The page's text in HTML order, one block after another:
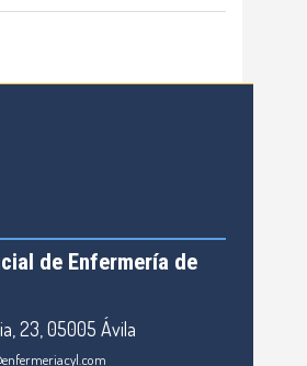
de Enfermería de
23, 05005 Ávila